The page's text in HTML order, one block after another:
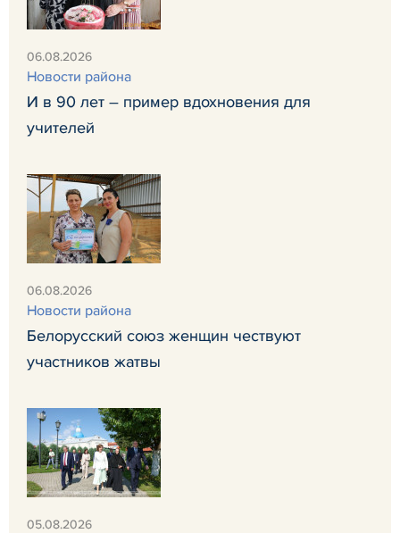
06.08.2026
Новости района
И в 90 лет – пример вдохновения для
учителей
06.08.2026
Новости района
Белорусский союз женщин чествуют
участников жатвы
05.08.2026